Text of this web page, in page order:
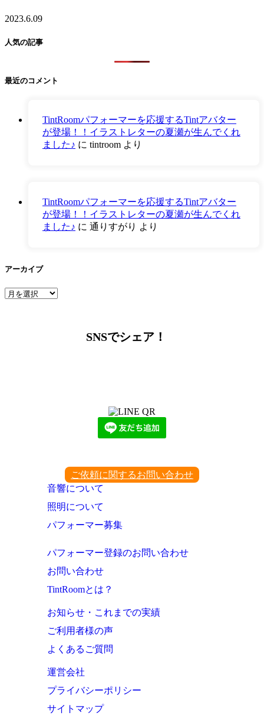
2023.6.09
人気の記事
最近のコメント
TintRoomパフォーマーを応援するTintアバター
が登場！！イラストレターの夏瀬が生んでくれ
ました♪ に tintroom より
TintRoomパフォーマーを応援するTintアバター
が登場！！イラストレターの夏瀬が生んでくれ
ました♪ に 通りすがり より
アーカイブ
ア
SNSでシェア！
ご依頼に関するお問い合わせ
音響について
照明について
パフォーマー募集
パフォーマー登録のお問い合わせ
お問い合わせ
TintRoomとは？
お知らせ・これまでの実績
ご利用者様の声
よくあるご質問
運営会社
プライバシーポリシー
サイトマップ